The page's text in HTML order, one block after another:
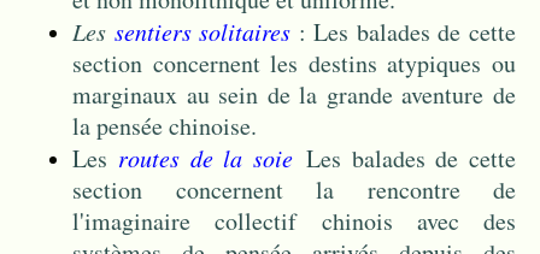
Les sentiers solitaires : Les balades de cette
section concernent les destins atypiques ou
marginaux au sein de la grande aventure de
la pensée chinoise.
Les routes de la soie Les balades de cette
section concernent la rencontre de
l'imaginaire collectif chinois avec des